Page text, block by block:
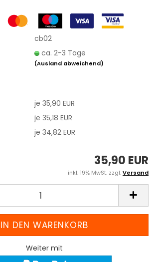
cb02
ca. 2-3 Tage
(Ausland abweichend)
je 35,90 EUR
je 35,18 EUR
je 34,82 EUR
35,90 EUR
inkl. 19% MwSt. zzgl.Versand
Weiter mit